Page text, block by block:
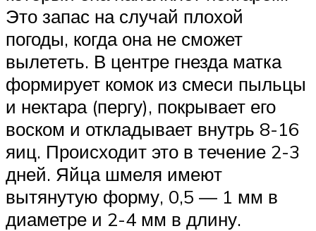
Это запас на случай плохой
погоды, когда она не сможет
вылететь. В центре гнезда матка
формирует комок из смеси пыльцы
и нектара (пергу), покрывает его
воском и откладывает внутрь 8-16
яиц. Происходит это в течение 2-3
дней. Яйца шмеля имеют
вытянутую форму, 0,5 — 1 мм в
диаметре и 2-4 мм в длину.